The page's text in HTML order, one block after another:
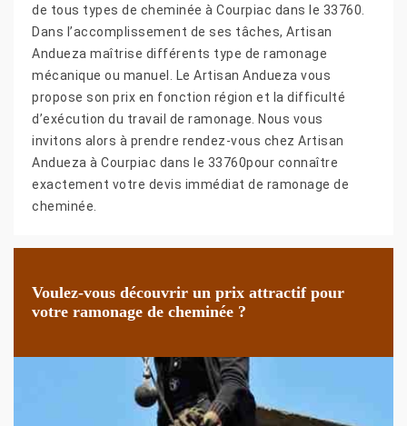
de tous types de cheminée à Courpiac dans le 33760.
Dans l’accomplissement de ses tâches, Artisan
Andueza maîtrise différents type de ramonage
mécanique ou manuel. Le Artisan Andueza vous
propose son prix en fonction région et la difficulté
d’exécution du travail de ramonage. Nous vous
invitons alors à prendre rendez-vous chez Artisan
Andueza à Courpiac dans le 33760pour connaître
exactement votre devis immédiat de ramonage de
cheminée.
Voulez-vous découvrir un prix attractif pour
votre ramonage de cheminée ?